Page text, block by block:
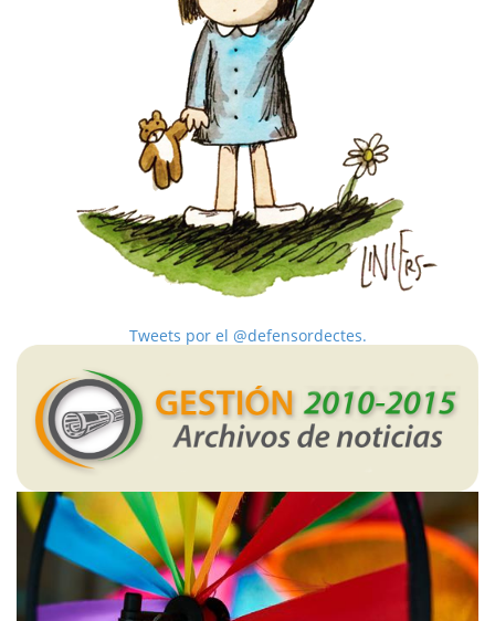
Tweets por el @defensordectes.